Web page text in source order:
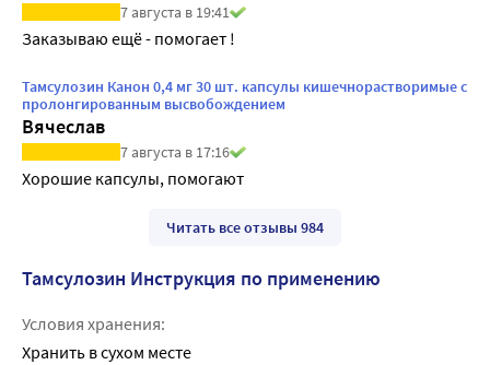
7 августа в 19:41
Заказываю ещё - помогает !
Тамсулозин Канон 0,4 мг 30 шт. капсулы кишечнорастворимые с
пролонгированным высвобождением
Вячеслав
7 августа в 17:16
Хорошие капсулы, помогают
Читать все отзывы 984
Тамсулозин Инструкция по применению
Условия хранения:
Хранить в сухом месте